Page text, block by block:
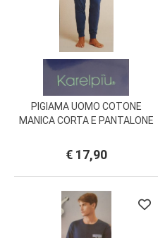
PIGIAMA UOMO COTONE
MANICA CORTA E PANTALONE
KARELPIU
€ 17,90